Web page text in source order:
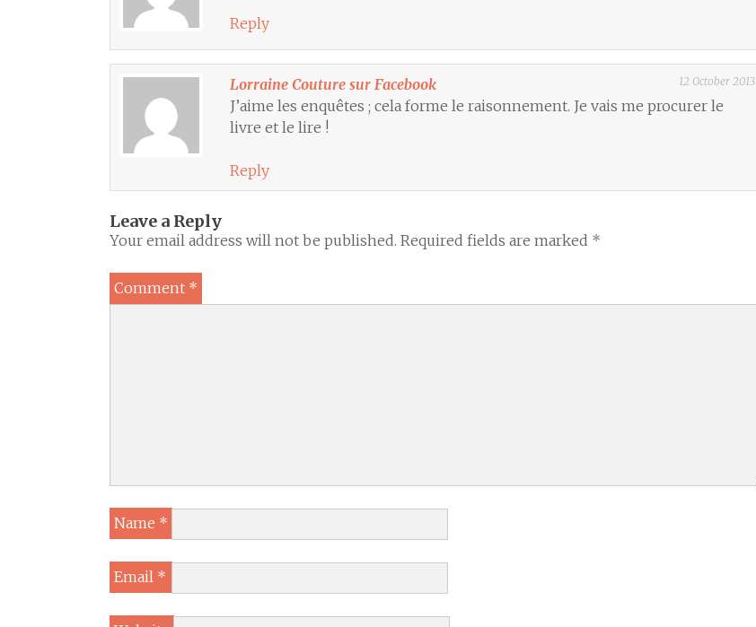
Reply
Lorraine Couture sur Facebook 12 October 2013
J’aime les enquêtes ; cela forme le raisonnement. Je vais me procurer le
livre et le lire !
Reply
Leave a Reply
Your email address will not be published. Required fields are marked *
Comment *
Name *
Email *